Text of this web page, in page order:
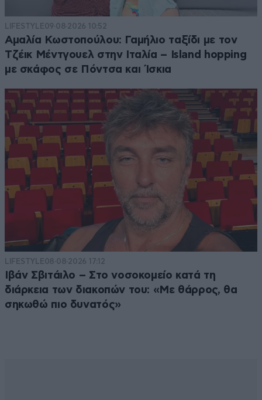
LIFESTYLE09·08·2026 10:52
Αμαλία Κωστοπούλου: Γαμήλιο ταξίδι με τον
Τζέικ Μέντγουελ στην Ιταλία – Island hopping
με σκάφος σε Πόντσα και Ίσκια
LIFESTYLE08·08·2026 17:12
Ιβάν Σβιτάιλο – Στο νοσοκομείο κατά τη
διάρκεια των διακοπών του: «Με θάρρος, θα
σηκωθώ πιο δυνατός»